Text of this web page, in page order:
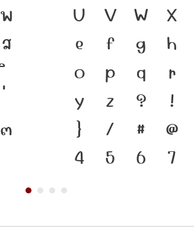
พ
ส
๓
U
V W X
e
f g h
o
p q r
y
z ? !
}
/ # @
4
5 6 7
ตนของชนชาติ
คือ เครื่องมือสำ
แบบตัวพิมพ์ที่พั
เปลี่ยนแปลง คือ
ที่เชื่อมตัวตนขอ